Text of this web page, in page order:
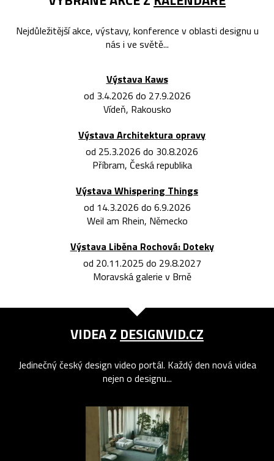
Nejdůležitější akce, výstavy, konference v oblasti designu u
nás i ve světě...
Výstava Kaws
od 3.4.2026 do 27.9.2026
Vídeň, Rakousko
Výstava Architektura opravy
od 25.3.2026 do 30.8.2026
Příbram, Česká republika
Výstava Whispering Things
od 14.3.2026 do 6.9.2026
Weil am Rhein, Německo
Výstava Liběna Rochová: Doteky
od 20.11.2025 do 29.8.2027
Moravská galerie v Brně
VIDEA Z DESIGNVID.CZ
Jedinečný český design video portál. Každý den nová videa
nejen o designu...